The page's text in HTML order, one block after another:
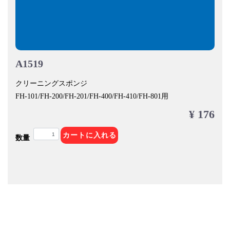
A1519
クリーニングスポンジ
FH-101/FH-200/FH-201/FH-400/FH-410/FH-801用
¥ 176
数量 カートに入れる